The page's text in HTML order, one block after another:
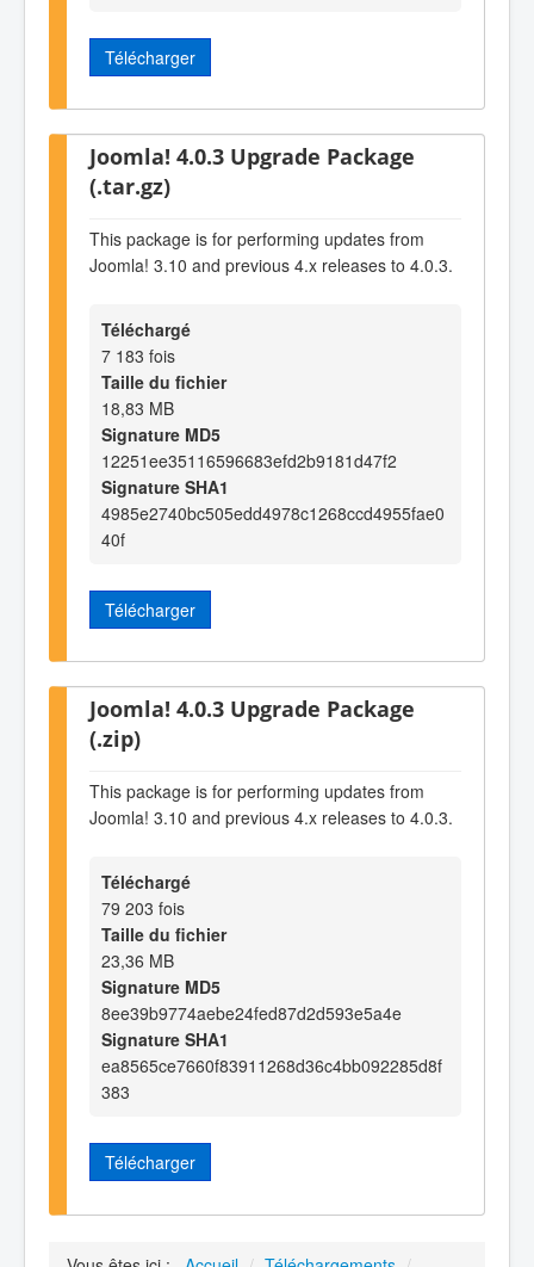
Télécharger
Joomla! 4.0.3 Upgrade Package
(.tar.gz)
This package is for performing updates from
Joomla! 3.10 and previous 4.x releases to 4.0.3.
Téléchargé
7 183 fois
Taille du fichier
18,83 MB
Signature MD5
12251ee35116596683efd2b9181d47f2
Signature SHA1
4985e2740bc505edd4978c1268ccd4955fae0
40f
Télécharger
Joomla! 4.0.3 Upgrade Package
(.zip)
This package is for performing updates from
Joomla! 3.10 and previous 4.x releases to 4.0.3.
Téléchargé
79 203 fois
Taille du fichier
23,36 MB
Signature MD5
8ee39b9774aebe24fed87d2d593e5a4e
Signature SHA1
ea8565ce7660f83911268d36c4bb092285d8f
383
Télécharger